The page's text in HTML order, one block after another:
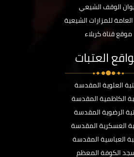
الوقف الشيعي
العامة للمزارات الشيعية
موقع قناة كربلاء
العتبات
العلوية المقدسة
الكاظمية المقدسة
الرضوية المقدسة
العسكرية المقدسة
العباسية المقدسة
الكوفة المعظم